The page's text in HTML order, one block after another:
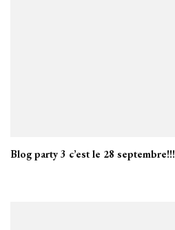
Blog party 3 c’est le 28 septembre!!!